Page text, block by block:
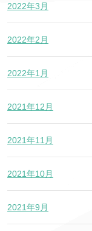
2022年3月
2022年2月
2022年1月
2021年12月
2021年11月
2021年10月
2021年9月